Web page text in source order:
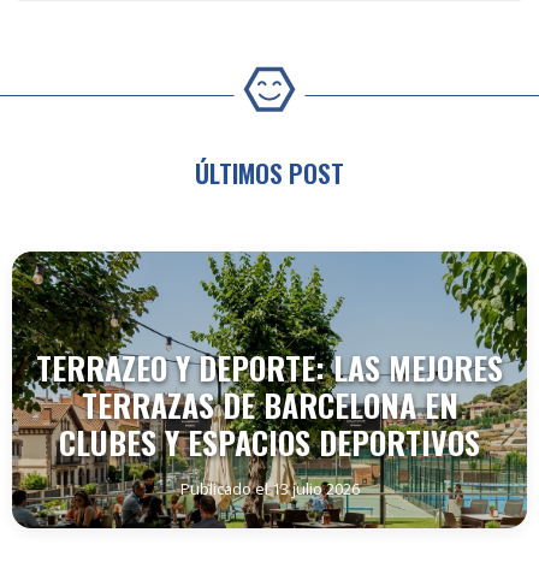
ÚLTIMOS POST
TERRAZEO Y DEPORTE: LAS MEJORES
TERRAZAS DE BARCELONA EN
CLUBES Y ESPACIOS DEPORTIVOS
Publicado el 13 julio 2026